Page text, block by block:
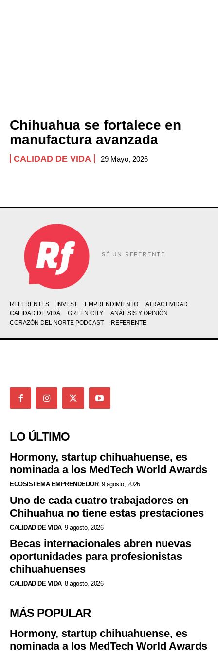
Chihuahua se fortalece en
manufactura avanzada
CALIDAD DE VIDA 29 Mayo, 2026
SÉ UN REFERENTE
REFERENTES INVEST EMPRENDIMIENTO
ATRACTIVIDAD
CALIDAD DE VIDA
GREEN CITY
ANÁLISIS Y OPINIÓN
CORAZÓN DEL NORTE PODCAST
REFERENTE
LO ÚLTIMO
Hormony, startup chihuahuense, es
nominada a los MedTech World Awards
ECOSISTEMA EMPRENDEDOR 9 agosto, 2026
Uno de cada cuatro trabajadores en
Chihuahua no tiene estas prestaciones
CALIDAD DE VIDA 9 agosto, 2026
Becas internacionales abren nuevas
oportunidades para profesionistas
chihuahuenses
CALIDAD DE VIDA 8 agosto, 2026
MÁS POPULAR
Hormony, startup chihuahuense, es
nominada a los MedTech World Awards